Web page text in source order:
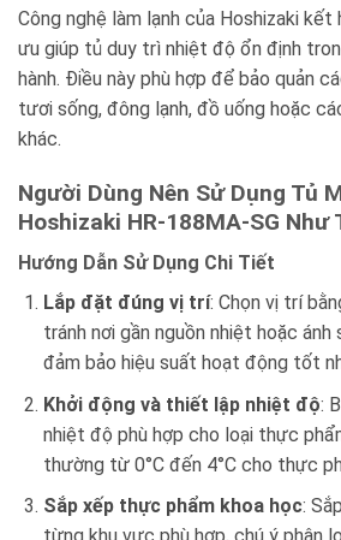
Công nghệ làm lạnh của Hoshizaki
ưu giúp tủ duy trì nhiệt độ ổn định
hành. Điều này phù hợp để bảo quản
tươi sống, đông lạnh, đồ uống hoặc
khác.
Người Dùng Nên Sử Dụng Tủ
Hoshizaki HR-188MA-SG Như
Hướng Dẫn Sử Dụng Chi Tiết
Lắp đặt đúng vị trí: Chọn vị trí
tránh nơi gần nguồn nhiệt hoặc
đảm bảo hiệu suất hoạt động tốt
Khởi động và thiết lập nhiệt độ:
nhiệt độ phù hợp cho loại thực
thường từ 0°C đến 4°C cho thực
Sắp xếp thực phẩm khoa học: